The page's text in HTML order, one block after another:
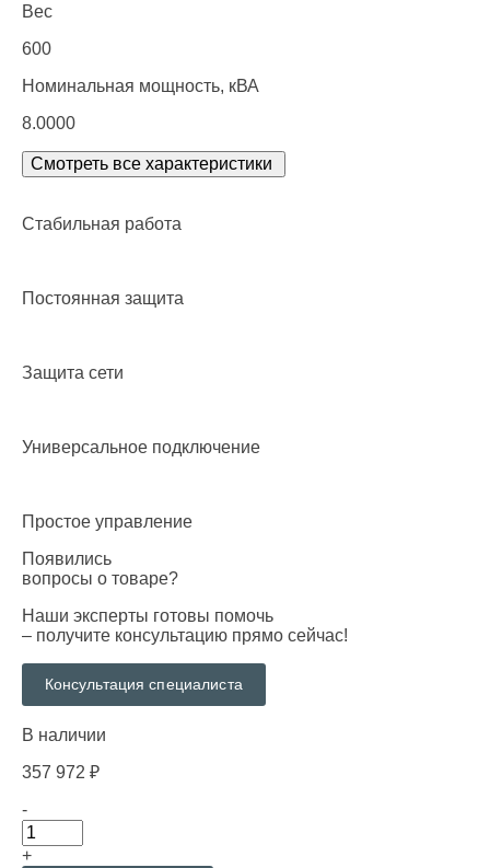
Вес
600
Номинальная мощность, кВА
8.0000
Смотреть все характеристики
Стабильная работа
Постоянная защита
Защита сети
Универсальное подключение
Простое управление
Появились
вопросы о товаре?
Наши эксперты готовы помочь
– получите консультацию прямо сейчас!
Консультация специалиста
В наличии
357 972 ₽
-
+